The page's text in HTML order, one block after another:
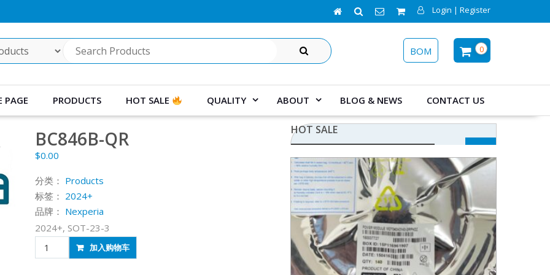
Login | Register
SEARCH
0
BOM
PAGE PRODUCTS HOT SALE QUALITY ABOUT BLOG & NEWS CONTACT US
BC846B-QR
$0.00
分类： Products
标签： 2024+
品牌： Nexperia
2024+, SOT-23-3
BC846B-
QR
加入购物车
HOT SALE